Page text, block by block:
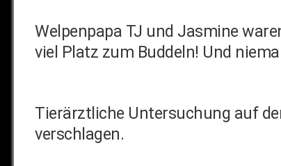
Welpenpapa TJ und Jasmine
viel Platz zum Buddeln! Und
Tierärztliche Untersuchung auf
verschlagen.